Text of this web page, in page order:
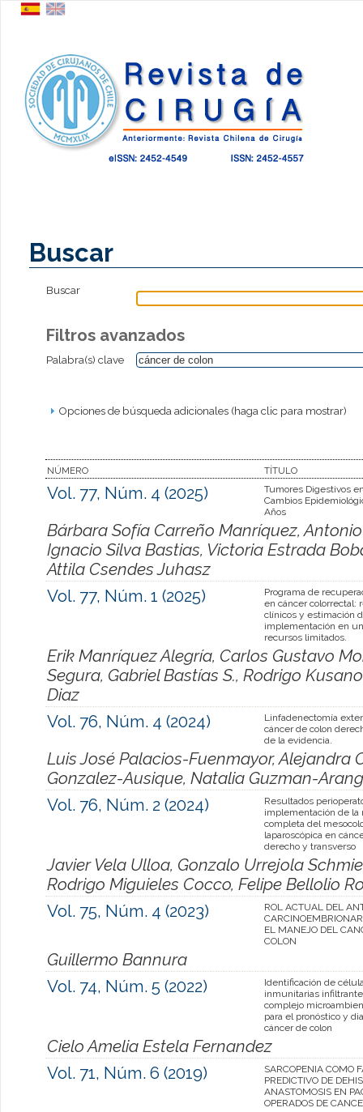
Buscar
Buscar
Filtros avanzados
Palabra(s) clave
Opciones de búsqueda adicionales (haga clic para mostrar)
NÚMERO TÍTULO
Vol. 77, Núm. 4 (2025)
Tumores Digestivos
Cambios
Años
Bárbara Sofía Carreño Manríquez,
Ignacio Silva Bastias, Victoria Estrada
Attila Csendes Juhasz
Vol. 77, Núm. 1 (2025)
Programa de
en cáncer colorrectal:
clínicos y estimación
implementación en
recursos limitados.
Erik Manríquez Alegría, Carlos Gustavo
Segura, Gabriel Bastías S., Rodrigo
Diaz
Vol. 76, Núm. 4 (2024)
Linfadenectomía
cáncer de colon
de la evidencia.
Luis José Palacios-Fuenmayor, Alejandra
Gonzalez-Ausique, Natalia Guzman-
Vol. 76, Núm. 2 (2024)
Resultados
implementación de la
completa del
laparoscópica en
derecho y transverso
Javier Vela Ulloa, Gonzalo Urrejola
Rodrigo Miguieles Cocco, Felipe Bellolio
Vol. 75, Núm. 4 (2023)
ROL ACTUAL DEL
EL MANEJO DEL
COLON
Guillermo Bannura
Vol. 74, Núm. 5 (2022)
Identificación de
inmunitarias
complejo
para el pronóstico y
cáncer de colon
Cielo Amelia Estela Fernandez
Vol. 71, Núm. 6 (2019)
SARCOPENIA COMO
PREDICTIVO DE
ANASTOMOSIS EN
OPERADOS DE